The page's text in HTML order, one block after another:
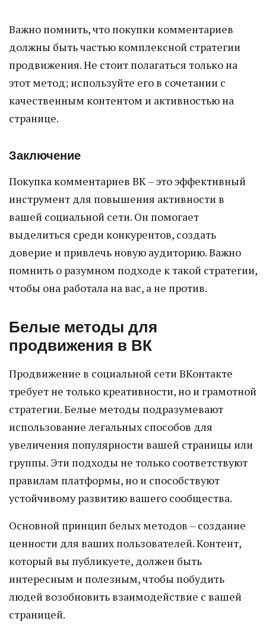
Важно помнить, что покупки комментариев
должны быть частью комплексной стратегии
продвижения. Не стоит полагаться только на
этот метод; используйте его в сочетании с
качественным контентом и активностью на
странице.
Заключение
Покупка комментариев ВК – это эффективный
инструмент для повышения активности в
вашей социальной сети. Он помогает
выделиться среди конкурентов, создать
доверие и привлечь новую аудиторию. Важно
помнить о разумном подходе к такой стратегии,
чтобы она работала на вас, а не против.
Белые методы для
продвижения в ВК
Продвижение в социальной сети ВКонтакте
требует не только креативности, но и грамотной
стратегии. Белые методы подразумевают
использование легальных способов для
увеличения популярности вашей страницы или
группы. Эти подходы не только соответствуют
правилам платформы, но и способствуют
устойчивому развитию вашего сообщества.
Основной принцип белых методов – создание
ценности для ваших пользователей. Контент,
который вы публикуете, должен быть
интересным и полезным, чтобы побудить
людей возобновить взаимодействие с вашей
страницей.